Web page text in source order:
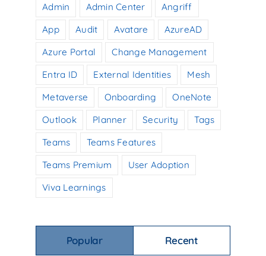
Admin Admin Center
Angriff
App
Audit Avatare
AzureAD
Azure Portal
Change Management
Entra ID
External Identities
Mesh
Metaverse
Onboarding
OneNote
Outlook
Planner Security
Tags
Teams
Teams Features
Teams Premium
User Adoption
Viva Learnings
Popular Recent